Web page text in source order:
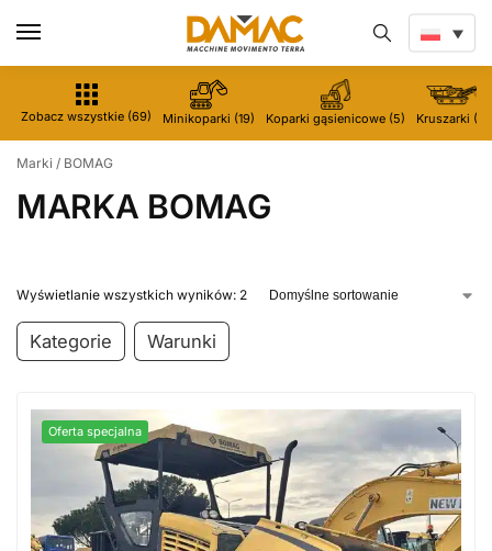
Zobacz wszystkie (69) Minikoparki (19) Koparki gąsienicowe (5) Kruszarki (5)
Marki / BOMAG
MARKA BOMAG
Wyświetlanie wszystkich wyników: 2
Kategorie Warunki
Oferta specjalna